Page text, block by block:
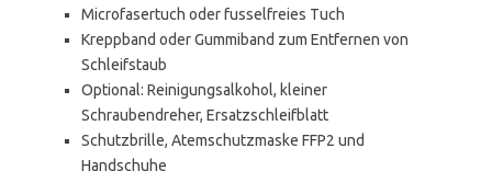
Microfasertuch oder fusselfreies Tuch
Kreppband oder Gummiband zum Entfernen von
Schleifstaub
Optional: Reinigungsalkohol, kleiner
Schraubendreher, Ersatzschleifblatt
Schutzbrille, Atemschutzmaske FFP2 und
Handschuhe